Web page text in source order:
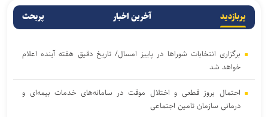
پربازدید آخرین اخبار پربحث
برگزاری انتخابات شوراها در پاییز امسال/ تاریخ دقیق هفته آینده اعلام
خواهد شد
احتمال بروز قطعی و اختلال موقت در سامانه‌های خدمات بیمه‌ای و
درمانی سازمان تامین اجتماعی